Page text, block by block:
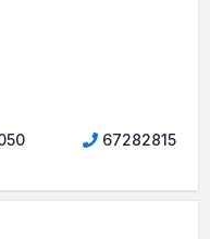
67282815